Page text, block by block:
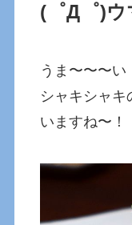
(゜Д゜)ウ
うま〜〜〜い
シャキシャキ
いますね〜！